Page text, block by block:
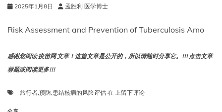
2025年1月8日 孟胜利 医学博士
Risk Assessment and Prevention of Tuberculosis Amo
感谢您阅读 疫苗网 文章！这篇文章是公开的，所以请随时分享它。!!! 点击文章
标题或阅读更多!!!
旅行者,预防,患结核病的风险评估 在 旅
上留下评论